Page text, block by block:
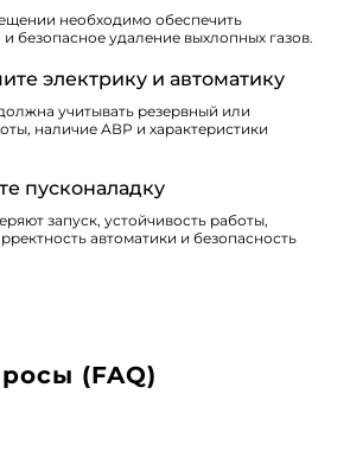
необходимо обеспечить
и безопасное удаление выхлопных газов.
электрику и автоматику
учитывать резервный или
наличие АВР и характеристики
пусконаладку
запуск, устойчивость работы,
автоматики и безопасность
(FAQ)